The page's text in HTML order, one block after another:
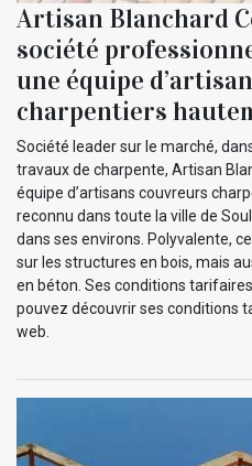
Artisan Blanchard
société
une équipe
charpentiers
Société leader sur le marché,
travaux de charpente, Artisan
équipe d’artisans couvreurs
reconnu dans toute la ville de
dans ses environs. Polyvalente,
sur les structures en bois, mais
en béton. Ses conditions
pouvez découvrir ses conditions
web.